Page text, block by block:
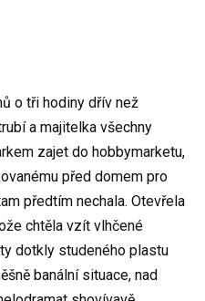
o tři hodiny dřív než
a majitelka všechny
zajet do hobbymarketu,
před domem pro
předtím nechala. Otevřela
chtěla vzít vlhčené
dotkly studeného plastu
banální situace, nad